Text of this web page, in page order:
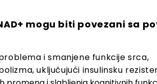
mogu biti povezani sa
i smanjene funkcije srca,
uključujući insulinsku